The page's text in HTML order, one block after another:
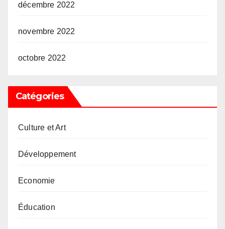
décembre 2022
novembre 2022
octobre 2022
Catégories
Culture et Art
Développement
Economie
Éducation